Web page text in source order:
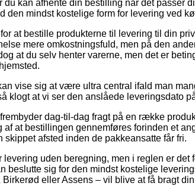
kan afhente din bestilling når det passer
den mindst kostelige form for levering ved
at bestille produkterne til levering til din
mere omkostningsfuld, men på den
at du selv henter varerne, men det er
vise sig at være ultra central ifald man
klogt at vi ser den anslåede leveringsdato
dag-til-dag fragt på en række
at bestillingen gennemføres forinden et
afsted inden de pakkeansatte får fri.
uden beregning, men i reglen er det
beslutte sig for den mindst kostelige
eller Assens – vil blive at få bragt